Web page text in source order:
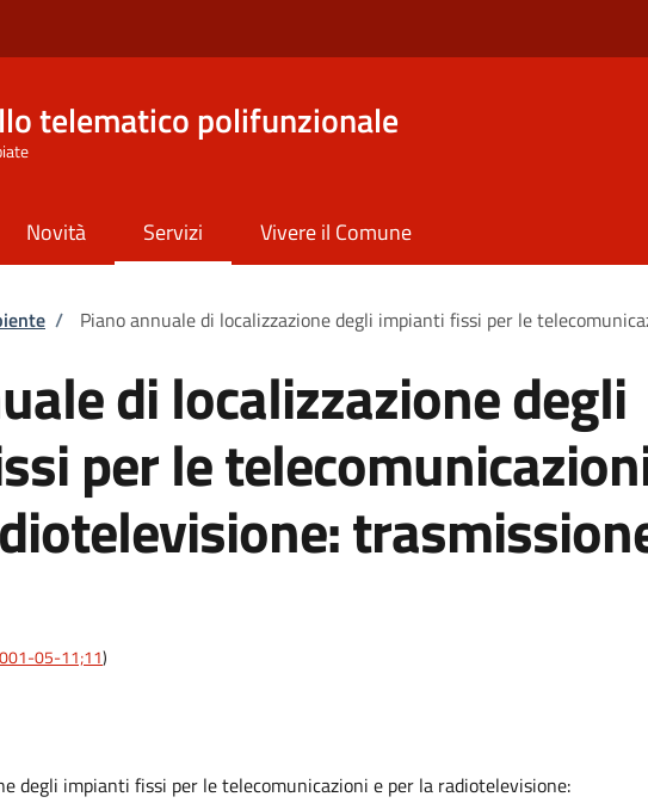
telematico polifunzionale
Novità Servizi Vivere il Comune
/ Piano annuale di localizzazione degli impianti fissi per le
di localizzazione degli
per le
05-11;11)
degli impianti fissi per le telecomunicazioni e per la radiotelevisione: